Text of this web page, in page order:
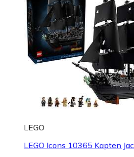
LEGO
LEGO Icons 10365 Kapten